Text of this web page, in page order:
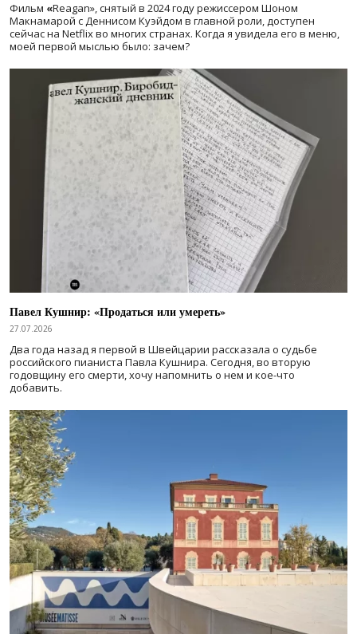
Фильм «Reagan», снятый в 2024 годурежиссером Шоном
Макнамарой с Деннисом Куэйдом в главной роли, доступен
сейчас на Netflix во многих странах. Когда я увидела его в меню,
моей первой мыслью было: зачем?
Павел Кушнир: «Продаться или умереть»
27.07.2026
Два года назад я первой в Швейцарии рассказала о судьбе
российского пианиста Павла Кушнира. Сегодня, во вторую
годовщину его смерти, хочу напомнить о нем и кое-что
добавить.